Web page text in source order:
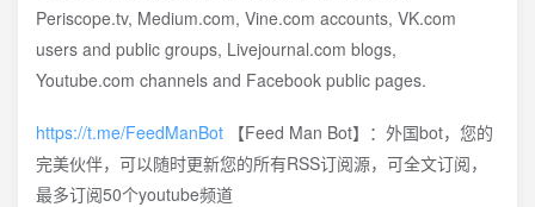
Periscope.tv, Medium.com, Vine.com accounts, VK.com
users and public groups, Livejournal.com blogs,
Youtube.com channels and Facebook public pages.
https://t.me/FeedManBot 【Feed Man Bot】：外国bot，您的
完美伙伴，可以随时更新您的所有RSS订阅源，可全文订阅，
最多订阅50个youtube频道